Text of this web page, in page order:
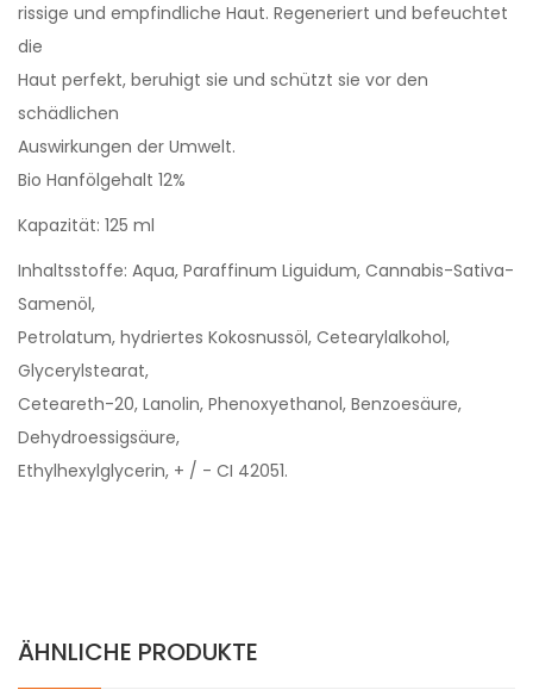
rissige und empfindliche Haut. Regeneriert und befeuchtet
die
Haut perfekt, beruhigt sie und schützt sie vor den
schädlichen
Auswirkungen der Umwelt.
Bio Hanfölgehalt 12%
Kapazität: 125 ml
Inhaltsstoffe: Aqua, Paraffinum Liguidum, Cannabis-Sativa-
Samenöl,
Petrolatum, hydriertes Kokosnussöl, Cetearylalkohol,
Glycerylstearat,
Ceteareth-20, Lanolin, Phenoxyethanol, Benzoesäure,
Dehydroessigsäure,
Ethylhexylglycerin, + / - CI 42051.
ÄHNLICHE PRODUKTE